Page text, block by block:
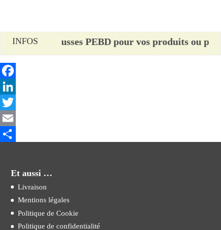
INFOS
les housses PEBD pour vos produits ou
Facebook
LinkedIn
Twitter
Email
Et aussi …
Livraison
Mentions légales
Politique de Cookie
Politique de confidentialité